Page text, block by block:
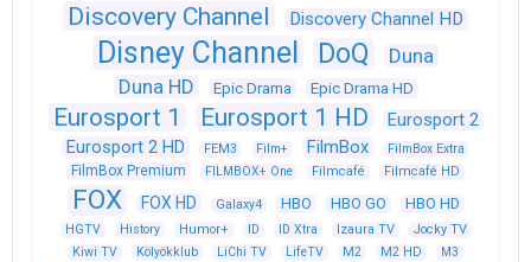
Discovery Channel Discovery Channel HD
Disney Channel DoQ
Duna
Duna HD
Epic Drama Epic Drama HD
Eurosport 1 Eurosport 1 HD
Eurosport 2
Eurosport 2 HD
FEM3 Film+ FilmBox FilmBox Extra
FilmBox Premium FILMBOX+ One Filmcafé Filmcafé HD
FOX FOX HD Galaxy4 HBO HBO GO HBO HD
HGTV History Humor+ ID ID Xtra Izaura TV
Jocky TV
Kiwi TV
Kölyökklub LiChi TV LifeTV M2 M2 HD M3